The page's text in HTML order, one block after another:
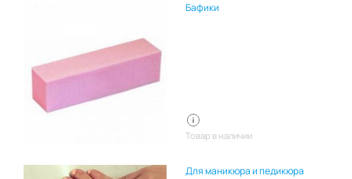
Бафики
Товар в наличии
Для маникюра и педикюра